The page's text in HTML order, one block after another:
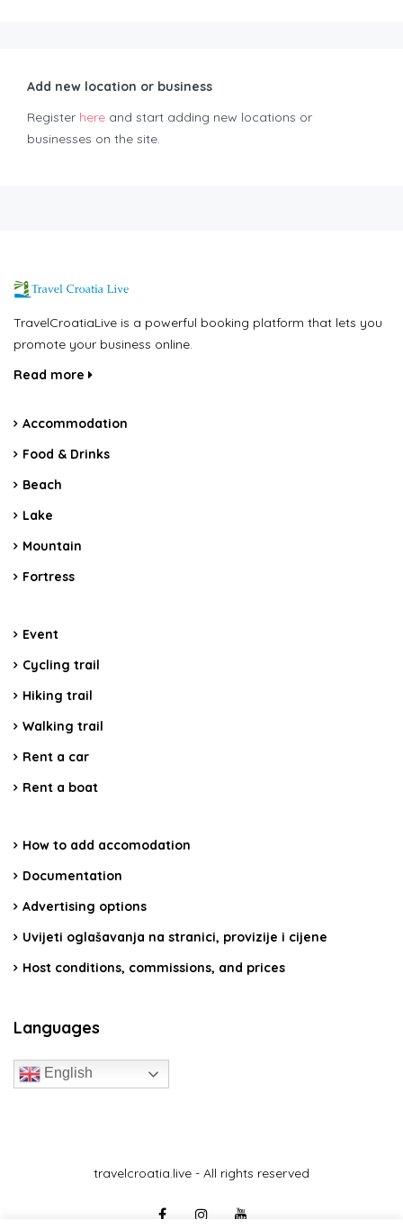
Add new location or business
Register here and start adding new locations or
businesses on the site.
TravelCroatiaLive is a powerful booking platform that lets you
promote your business online.
Read more
Accommodation
Food & Drinks
Beach
Lake
Mountain
Fortress
Event
Cycling trail
Hiking trail
Walking trail
Rent a car
Rent a boat
How to add accomodation
Documentation
Advertising options
Uvijeti oglašavanja na stranici, provizije i cijene
Host conditions, commissions, and prices
Languages
English
travelcroatia.live - All rights reserved